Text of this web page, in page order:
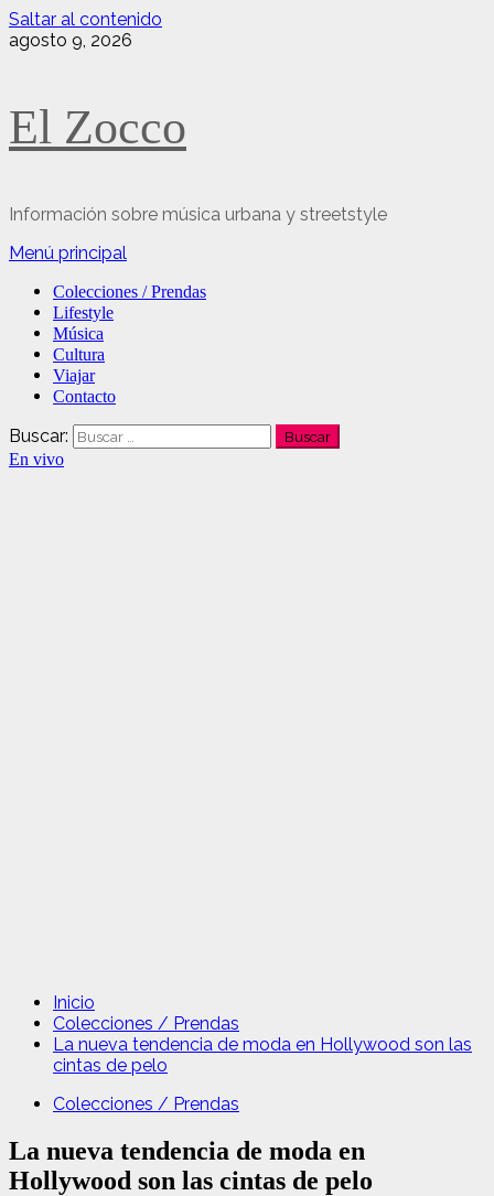
Saltar al contenido
agosto 9, 2026
El Zocco
Información sobre música urbana y streetstyle
Menú principal
Colecciones / Prendas
Lifestyle
Música
Cultura
Viajar
Contacto
Buscar:
En vivo
Inicio
Colecciones / Prendas
La nueva tendencia de moda en Hollywood son las
cintas de pelo
Colecciones / Prendas
La nueva tendencia de moda en
Hollywood son las cintas de pelo